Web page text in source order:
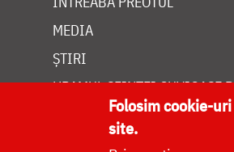
MEDIA
ȘTIRI
HRAMUL SFINTEI CUVIOASE
Folosim cookie-
site.